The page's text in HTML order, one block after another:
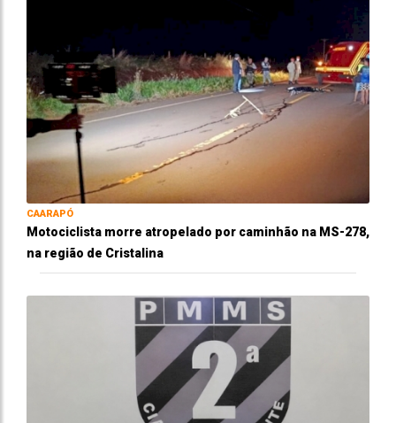
CAARAPÓ
Motociclista morre atropelado por caminhão na MS-278,
na região de Cristalina